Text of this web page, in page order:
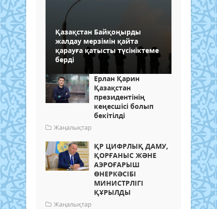
Қазақстан Байқоңырды
жалдау мерзімін қайта
қарауға қатысты түсініктеме
берді
Ерлан Қарин
Қазақстан
президентінің
кеңесшісі болып
бекітілді
Жаңалықтар
ҚР ЦИФРЛЫҚ ДАМУ,
ҚОРҒАНЫС ЖӘНЕ
АЭРОҒАРЫШ
ӨНЕРКӘСІБІ
МИНИСТРЛІГІ
ҚҰРЫЛДЫ
Жаңалықтар